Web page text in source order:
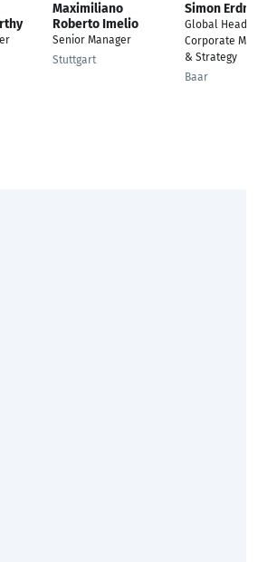
Maximiliano
Roberto Imelio
Senior Manager
Stuttgart
Simon Erdmann
Global Head of
Corporate
& Strategy
Baar